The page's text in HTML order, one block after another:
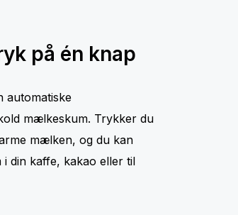
på én knap
automatiske
mælkeskum. Trykker du
mælken, og du kan
din kaffe, kakao eller til